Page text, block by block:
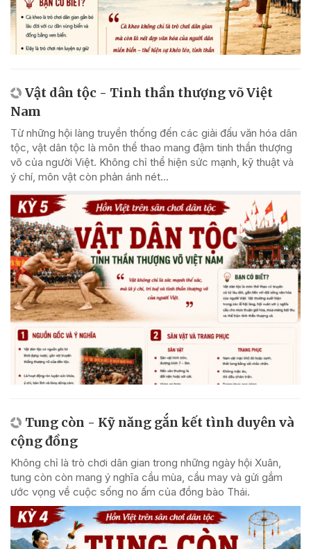
Vật dân tộc - Tinh thần thượng võ Việt
Nam
Từ những hội làng truyền thống đến các giải đấu văn hóa dân
tộc, vật dân tộc là môn thể thao mang đậm tinh thần thượng
võ của người Việt. Không chỉ thể hiện sức mạnh, kỹ thuật và
ý chí, môn vật còn phản ánh nét...
Tung còn - Kỹ năng gắn kết tình duyên và
cộng đồng
Không chỉ là trò chơi dân gian trong những ngày hội Xuân,
tung còn còn mang ý nghĩa cầu mùa, cầu may và gửi gắm
ước vọng về cuộc sống no ấm của đồng bào Thái.